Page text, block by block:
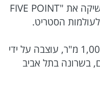
קבוצת אירני, בעלי פקטורי 54, משיקה את "FIVE POINT
החנות הראשונה, בשטח של כ-1,000 מ"ר, עוצבה על ידי
בשרונה בתל אביב